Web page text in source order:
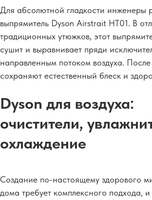
Для абсолютной гладкости инженеры
выпрямитель Dyson Airstrait HT01. В
традиционных утюжков, этот
сушит и выравнивает пряди
направленным потоком воздуха.
сохраняют естественный блеск и
Dyson для воздуха:
очистители,
охлаждение
Создание по-настоящему здорового
дома требует комплексного подхода,